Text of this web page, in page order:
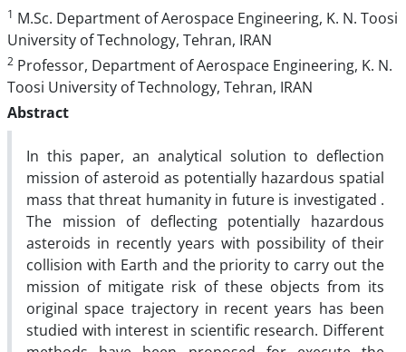
1 M.Sc. Department of Aerospace Engineering, K. N. Toosi
University of Technology, Tehran, IRAN
2 Professor, Department of Aerospace Engineering, K. N.
Toosi University of Technology, Tehran, IRAN
Abstract
In this paper, an analytical solution to deflection
mission of asteroid as potentially hazardous spatial
mass that threat humanity in future is investigated .
The mission of deflecting potentially hazardous
asteroids in recently years with possibility of their
collision with Earth and the priority to carry out the
mission of mitigate risk of these objects from its
original space trajectory in recent years has been
studied with interest in scientific research. Different